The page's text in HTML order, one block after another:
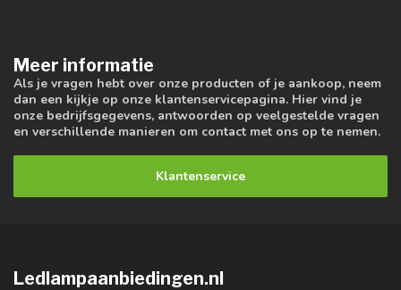
Meer informatie
Als je vragen hebt over onze producten of je aankoop, neem
dan een kijkje op onze klantenservicepagina. Hier vind je
onze bedrijfsgegevens, antwoorden op veelgestelde vragen
en verschillende manieren om contact met ons op te nemen.
Klantenservice
Ledlampaanbiedingen.nl